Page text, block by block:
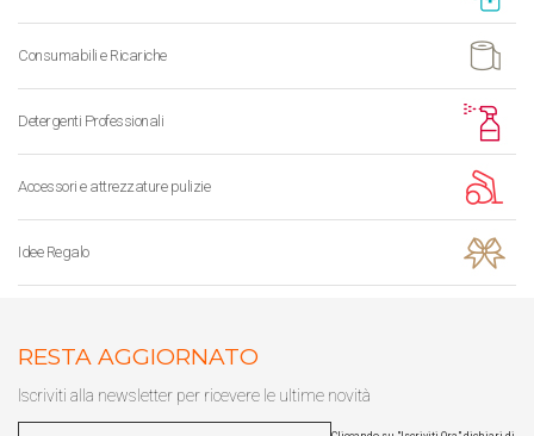
Consumabili e Ricariche
Detergenti Professionali
Accessori e attrezzature pulizie
Idee Regalo
RESTA AGGIORNATO
Iscriviti alla newsletter per ricevere le ultime novità